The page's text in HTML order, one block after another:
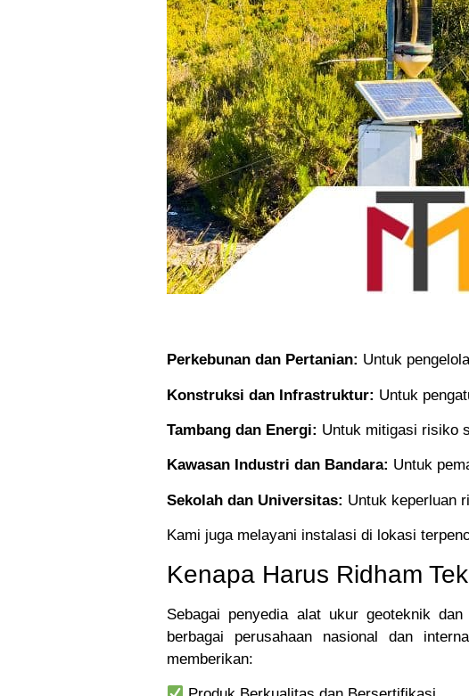
Perkebunan dan Pertanian: Untuk
Konstruksi dan Infrastruktur: Untuk
Tambang dan Energi: Untuk mitigasi risiko
Kawasan Industri dan Bandara: Untuk
Sekolah dan Universitas: Untuk keperluan
Kami juga melayani instalasi di lokasi
Kenapa Harus Ridham
Sebagai penyedia alat ukur geoteknik
berbagai perusahaan nasional dan
memberikan: